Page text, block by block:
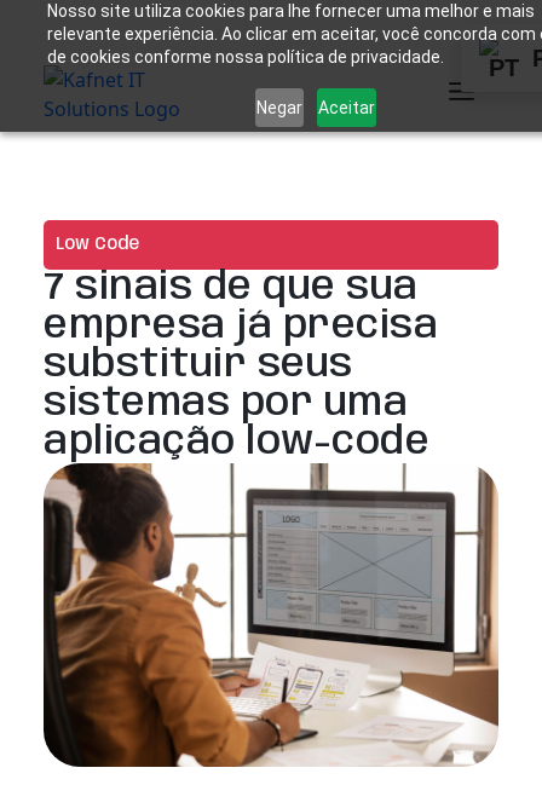
Nosso site utiliza cookies para lhe fornecer uma melhor e mais
relevante experiência. Ao clicar em aceitar, você concorda com
de cookies conforme nossa política de privacidade.
Negar Aceitar
Low Code
7 sinais de que sua
empresa já precisa
substituir seus
sistemas por uma
aplicação low-code